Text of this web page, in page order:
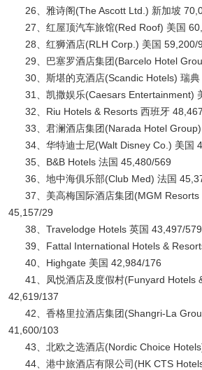
26、雅诗阁(The Ascott Ltd.) 新加坡
27、红屋顶汽车旅馆(Red Roof) 美国
28、红狮酒店(RLH Corp.) 美国 59,200/
29、巴塞罗酒店集团(Barcelo Hotel
30、斯堪的克酒店(Scandic Hotels) 瑞
31、凯撒娱乐(Caesars Entertainment)
32、Riu Hotels & Resorts 西班牙
33、君澜酒店集团(Narada Hotel
34、华特迪士尼(Walt Disney Co.) 美国
35、B&B Hotels 法国 45,480/569
36、地中海俱乐部(Club Med) 法国
37、美高梅国际酒店集团(MGM
45,157/29
38、Travelodge Hotels 英国 43,497/579
39、Fattal International Hotels &
40、Highgate 美国 42,984/176
41、凤悦酒店及度假村(Funyard Hotels
42,619/137
42、香格里拉酒店集团(Shangri-La
41,600/103
43、北欧之选酒店(Nordic Choice
44、港中旅酒店有限公司(HK CTS